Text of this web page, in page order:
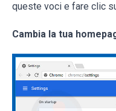
queste voci e fare clic
Cambia la tua